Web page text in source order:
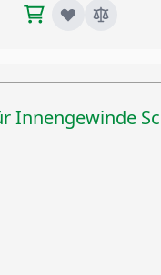
Innengewinde